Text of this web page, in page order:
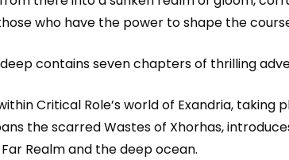
who have the power to shape the
contains seven chapters of thrilling
Critical Role’s world of Exandria, taking
the scarred Wastes of Xhorhas,
Realm and the deep ocean.